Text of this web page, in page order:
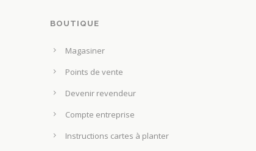
BOUTIQUE
Magasiner
Points de vente
Devenir revendeur
Compte entreprise
Instructions cartes à planter